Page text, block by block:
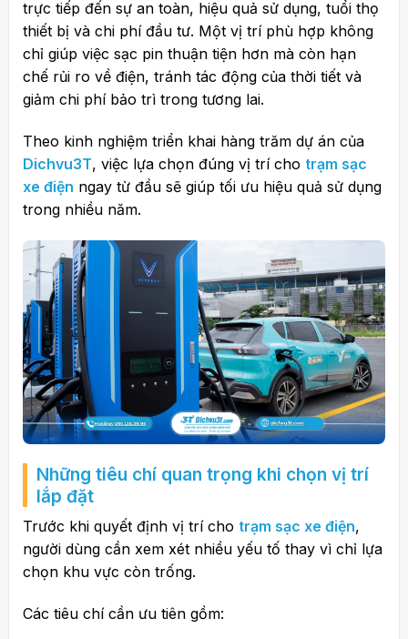
trực tiếp đến sự an toàn, hiệu quả sử dụng, tuổi thọ
thiết bị và chi phí đầu tư. Một vị trí phù hợp không
chỉ giúp việc sạc pin thuận tiện hơn mà còn hạn
chế rủi ro về điện, tránh tác động của thời tiết và
giảm chi phí bảo trì trong tương lai.
Theo kinh nghiệm triển khai hàng trăm dự án của
Dichvu3T, việc lựa chọn đúng vị trí cho trạm sạc
xe điện ngay từ đầu sẽ giúp tối ưu hiệu quả sử dụng
trong nhiều năm.
Những tiêu chí quan trọng khi chọn vị trí
lắp đặt
Trước khi quyết định vị trí cho trạm sạc xe điện,
người dùng cần xem xét nhiều yếu tố thay vì chỉ lựa
chọn khu vực còn trống.
Các tiêu chí cần ưu tiên gồm: